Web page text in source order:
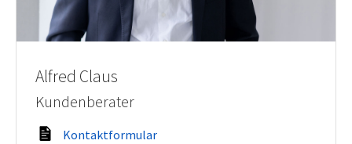
Alfred Claus
Kundenberater
Kontaktformular